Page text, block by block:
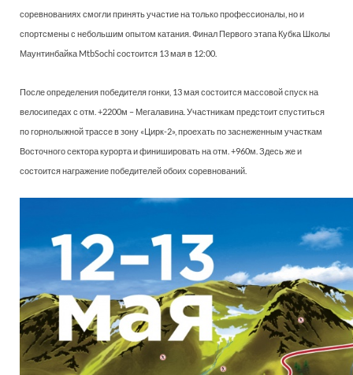
соревнованиях смогли принять участие на только профессионалы, но и
спортсмены с небольшим опытом катания. Финал Первого этапа Кубка Школы
Маунтинбайка MtbSochi состоится 13 мая в 12:00.
После определения победителя гонки, 13 мая состоится массовой спуск на
велосипедах с отм. +2200м – Мегалавина. Участникам предстоит спуститься
по горнолыжной трассе в зону «Цирк-2», проехать по заснеженным участкам
Восточного сектора курорта и финишировать на отм. +960м. Здесь же и
состоится награжение победителей обоих соревнований.